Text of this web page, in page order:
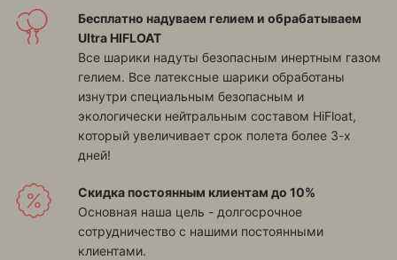
Бесплатно надуваем гелием и обрабатываем
Ultra HIFLOAT
Все шарики надуты безопасным инертным газом
гелием. Все латексные шарики обработаны
изнутри специальным безопасным и
экологически нейтральным составом HiFloat,
который увеличивает срок полета более 3-х
дней!
Скидка постоянным клиентам до 10%
Основная наша цель - долгосрочное
сотрудничество с нашими постоянными
клиентами.